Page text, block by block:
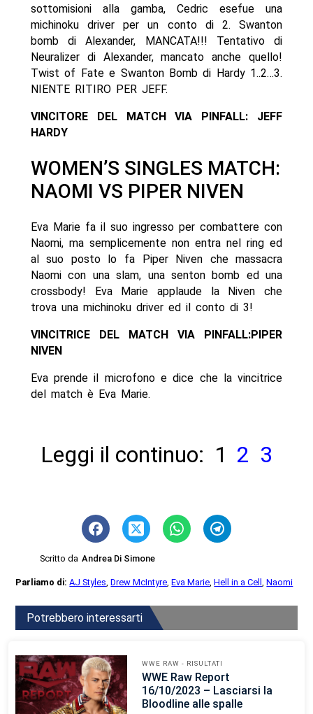
sottomisioni alla gamba, Cedric esefue una
michinoku driver per un conto di 2. Swanton
bomb di Alexander, MANCATA!!! Tentativo di
Neuralizer di Alexander, mancato anche quello!
Twist of Fate e Swanton Bomb di Hardy 1..2…3.
NIENTE RITIRO PER JEFF.
VINCITORE DEL MATCH VIA PINFALL: JEFF
HARDY
WOMEN’S SINGLES MATCH:
NAOMI VS PIPER NIVEN
Eva Marie fa il suo ingresso per combattere con
Naomi, ma semplicemente non entra nel ring ed
al suo posto lo fa Piper Niven che massacra
Naomi con una slam, una senton bomb ed una
crossbody! Eva Marie applaude la Niven che
trova una michinoku driver ed il conto di 3!
VINCITRICE DEL MATCH VIA PINFALL:PIPER
NIVEN
Eva prende il microfono e dice che la vincitrice
del match è Eva Marie.
Leggi il continuo: 1 2 3
Scritto da Andrea Di Simone
Parliamo di:AJ Styles ,Drew McIntyre ,Eva Marie ,Hell in a Cell ,Naomi
Potrebbero interessarti
WWE RAW - RISULTATI
WWE Raw Report
16/10/2023 – Lasciarsi la
Bloodline alle spalle